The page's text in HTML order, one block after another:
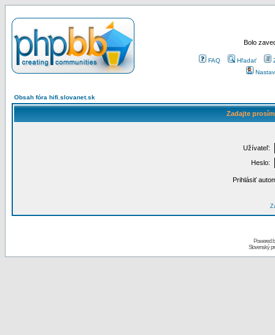
Bolo
FAQ Hľadať
Obsah fóra hifi.slovanet.sk
Zadajte
Užívateľ:
Heslo:
Prihlásiť
Powered
Slovenský